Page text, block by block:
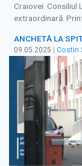
Craiovei. Consiliul
extraordinară.
ANCHETĂ LA
09.05.2025 Costin